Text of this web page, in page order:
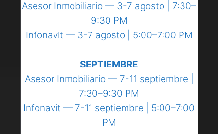
Asesor Inmobiliario — 3-7 agosto | 7:30–
9:30 PM
Infonavit — 3-7 agosto | 5:00–7:00 PM
SEPTIEMBRE
Asesor Inmobiliario — 7-11 septiembre |
7:30–9:30 PM
Infonavit — 7-11 septiembre | 5:00–7:00
PM